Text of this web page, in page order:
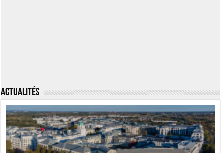
Actualités